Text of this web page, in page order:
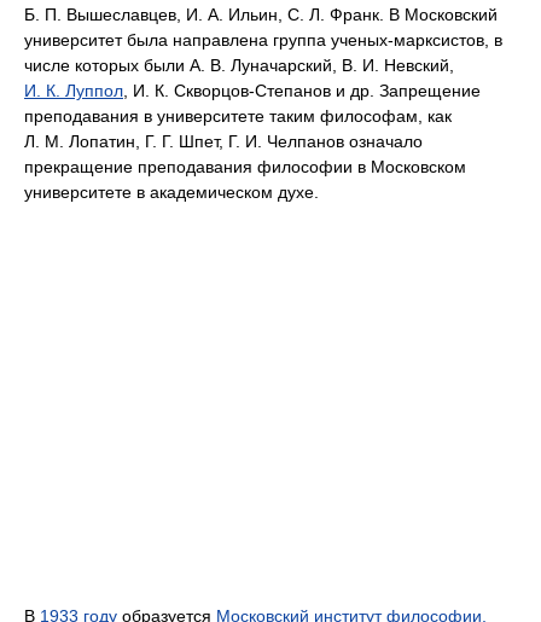
Б. П. Вышеславцев, И. А. Ильин, С. Л. Франк. В Московский
университет была направлена группа ученых-марксистов, в
числе которых были А. В. Луначарский, В. И. Невский,
И. К. Луппол , И. К. Скворцов-Степанов и др. Запрещение
преподавания в университете таким философам, как
Л. М. Лопатин, Г. Г. Шпет, Г. И. Челпанов означало
прекращение преподавания философии в Московском
университете в академическом духе.
В 1933 году образуется Московский институт философии,